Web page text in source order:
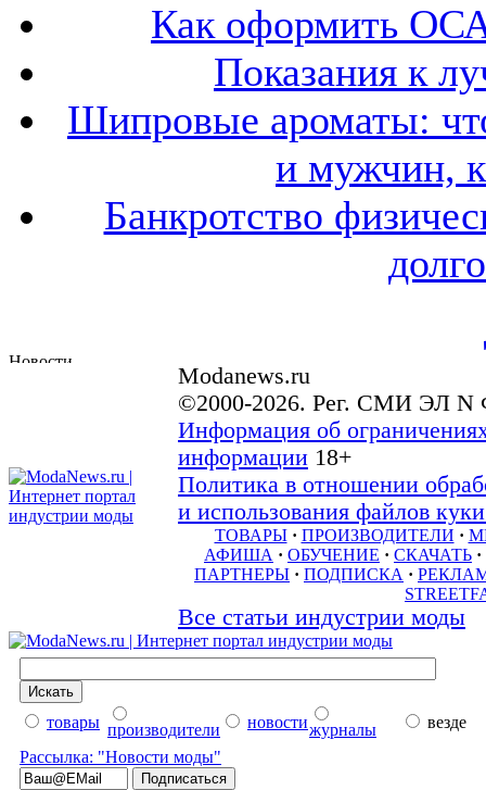
Как оформить
Показания к
Шипровые ароматы:
и мужчин,
Банкротство
Modanews.ru
©2000-2026. Рег. СМИ ЭЛ N
Информация об
информации 18+
Политика в отношении
и использования файлов
ТОВАРЫ · ПРОИЗВОДИТЕЛИ ·
АФИША · ОБУЧЕНИЕ · СКАЧАТЬ ·
ПАРТНЕРЫ · ПОДПИСКА ·
Все статьи индустрии моды
товары производители новостижурналы
везде
Рассылка: "Новости моды"